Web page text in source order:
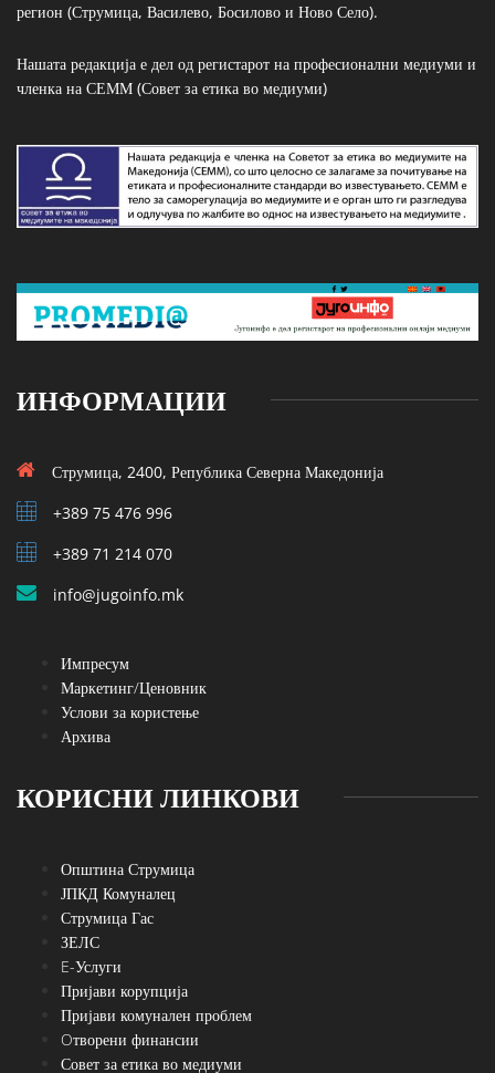
регион (Струмица, Василево, Босилово и Ново Село).
Нашата редакција е дел од регистарот на професионални медиуми и
членка на СЕММ (Совет за етика во медиуми)
ИНФОРМАЦИИ
Струмица, 2400, Република Северна Македонија
+389 75 476 996
+389 71 214 070
info@jugoinfo.mk
Импресум
Маркетинг/Ценовник
Услови за користење
Архива
КОРИСНИ ЛИНКОВИ
Општина Струмица
ЈПКД Комуналец
Струмица Гас
ЗЕЛС
E-Услуги
Пријави корупција
Пријави комунален проблем
Oтворени финансии
Совет за етика во медиуми